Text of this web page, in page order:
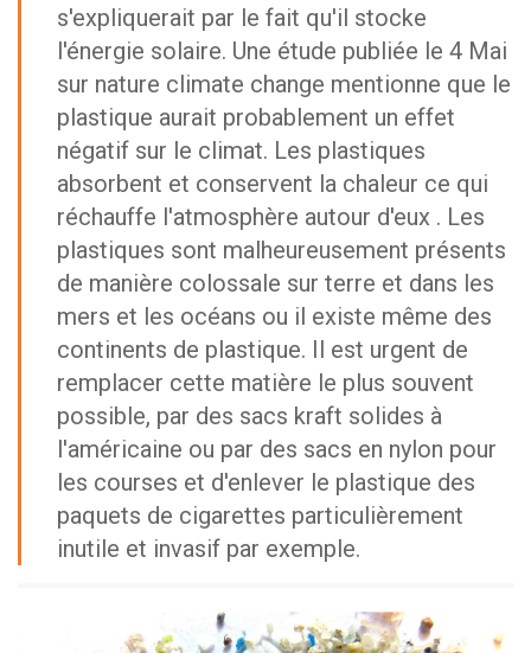
s'expliquerait par le fait qu'il stocke
l'énergie solaire. Une étude publiée le 4 Mai
sur nature climate change mentionne que le
plastique aurait probablement un effet
négatif sur le climat. Les plastiques
absorbent et conservent la chaleur ce qui
réchauffe l'atmosphère autour d'eux . Les
plastiques sont malheureusement présents
de manière colossale sur terre et dans les
mers et les océans ou il existe même des
continents de plastique. Il est urgent de
remplacer cette matière le plus souvent
possible, par des sacs kraft solides à
l'américaine ou par des sacs en nylon pour
les courses et d'enlever le plastique des
paquets de cigarettes particulièrement
inutile et invasif par exemple.